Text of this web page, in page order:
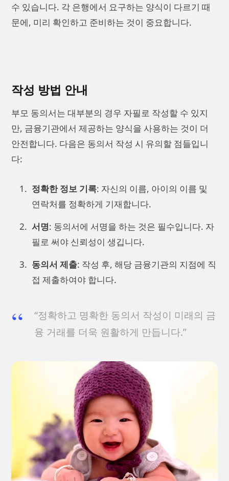
수 있습니다. 각 은행에서 요구하는 양식이 다르기 때
문에, 미리 확인하고 준비하는 것이 중요합니다.
작성 방법 안내
부모 동의서는 대부분의 경우 자필로 작성할 수 있지
만, 금융기관에서 제공하는 양식을 사용하는 것이 더
안전합니다. 다음은 동의서 작성 시 유의할 점들입니
다:
정확한 정보 기록: 자신의 이름, 아이의 이름 및
연락처를 정확하게 기재합니다.
서명: 동의서에 서명을 하는 것은 필수입니다. 자
필로 써야 신뢰성이 생깁니다.
동의서 제출: 작성 후, 해당 금융기관의 지점에 직
접 제출하여야 합니다.
“정확하고 명확한 동의서 작성이 미래의 금
융 거래를 더욱 원활하게 만듭니다.”